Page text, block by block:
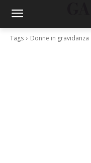
Tags Donne in gravidanza